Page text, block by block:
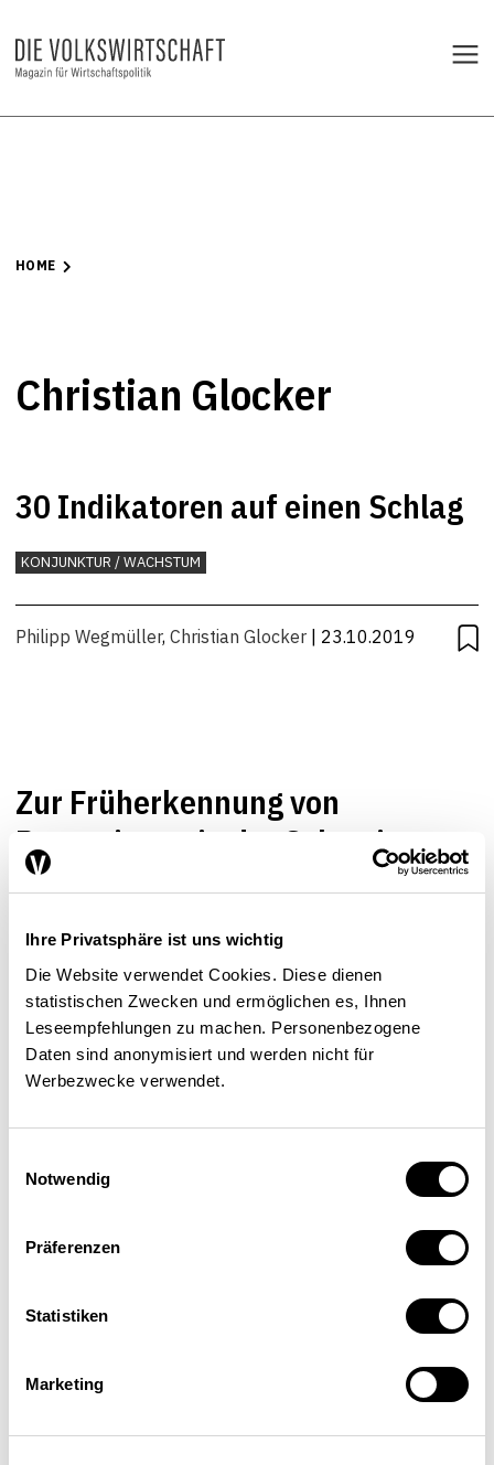
Ihre Privatsphäre ist uns wichtig
Die Website verwendet Cookies. Diese dienen
statistischen Zwecken und ermöglichen es, Ihnen
Leseempfehlungen zu machen. Personenbezogene
Daten sind anonymisiert und werden nicht für
Werbezwecke verwendet.
Notwendig
Präferenzen
Statistiken
Marketing
HOME
Christian Glocker
30 Indikatoren auf einen Schlag
KONJUNKTUR / WACHSTUM
Philipp Wegmüller, Christian Glocker | 23.10.2019
Zur Früherkennung von
Rezessionen in der Schweiz
KONJUNKTUR / WACHSTUM
Philipp Wegmüller,Christian Glocker| 23.11.2017